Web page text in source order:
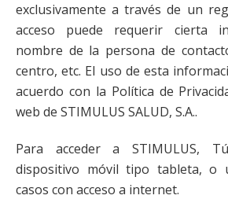
exclusivamente a través de un
acceso puede requerir cierta
nombre de la persona de
centro, etc. El uso de esta
acuerdo con la Política de
web de STIMULUS SALUD, S.A..
Para acceder a STIMULUS,
dispositivo móvil tipo tableta, o
casos con acceso a internet.